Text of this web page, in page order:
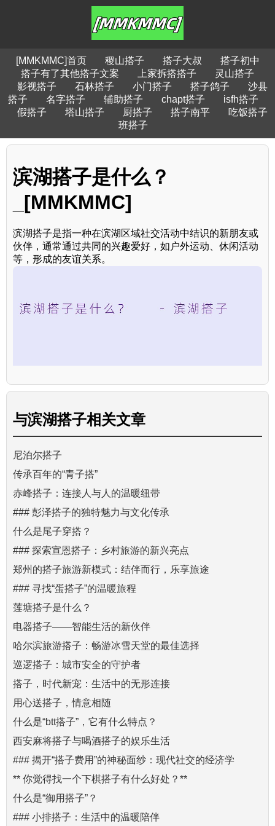
[MMKMMC]首页 稷山搭子 搭子大叔
搭子初中
搭子有了其他搭子文案
上家拆搭搭子
灵山搭子
影视搭子
石林搭子 小门搭子 搭子鸽子
沙县
搭子
名字搭子 辅助搭子 chapt搭子
isfh搭子
假搭子
塔山搭子 厨搭子 搭子南平
吃饭搭子
班搭子
滨湖搭子是什么？
_[MMKMMC]
滨湖搭子是指一种在滨湖区域社交活动中结识的新朋友或
伙伴，通常通过共同的兴趣爱好，如户外运动、休闲活动
等，形成的友谊关系。
与滨湖搭子相关文章
尼泊尔搭子
传承百年的“青子搭”
赤峰搭子：连接人与人的温暖纽带
### 彭泽搭子的独特魅力与文化传承
什么是尾子穿搭？
### 探索宣恩搭子：乡村旅游的新兴亮点
郑州的搭子旅游新模式：结伴而行，乐享旅途
### 寻找“蛋搭子”的温暖旅程
莲塘搭子是什么？
电器搭子——智能生活的新伙伴
哈尔滨旅游搭子：畅游冰雪天堂的最佳选择
巡逻搭子：城市安全的守护者
搭子，时代新宠：生活中的无形连接
用心送搭子，情意相随
什么是“btt搭子”，它有什么特点？
西安麻将搭子与喝酒搭子的娱乐生活
### 揭开“搭子费用”的神秘面纱：现代社交的经济学
** 你觉得找一个下棋搭子有什么好处？**
什么是“御用搭子”？
### 小排搭子：生活中的温暖陪伴